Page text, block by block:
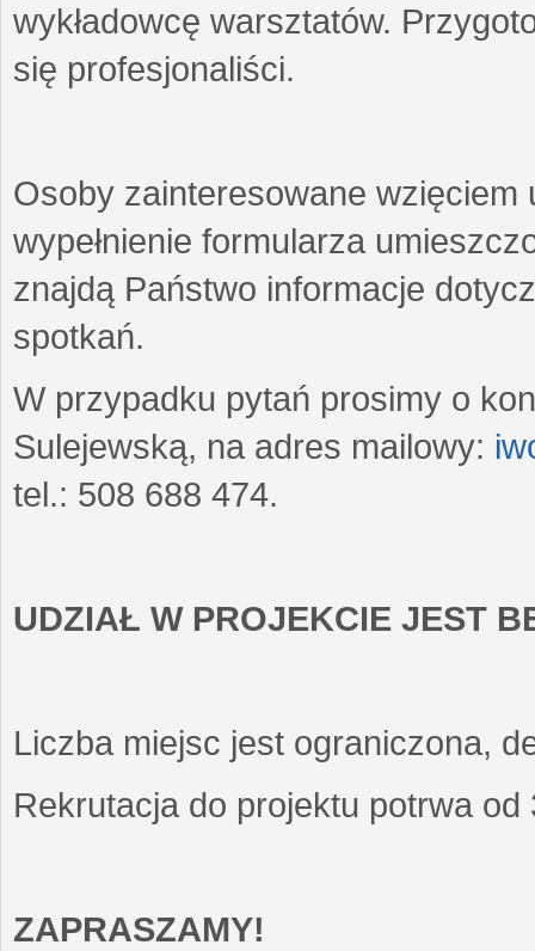
wykładowcę warsztatów.
się profesjonaliści.
Osoby zainteresowane wzięciem
wypełnienie formularza
znajdą Państwo informacje
spotkań.
W przypadku pytań prosimy o
Sulejewską, na adres mailowy:
tel.: 508 688 474.
UDZIAŁ W PROJEKCIE JEST
Liczba miejsc jest ograniczona,
Rekrutacja do projektu potrwa
ZAPRASZAMY!